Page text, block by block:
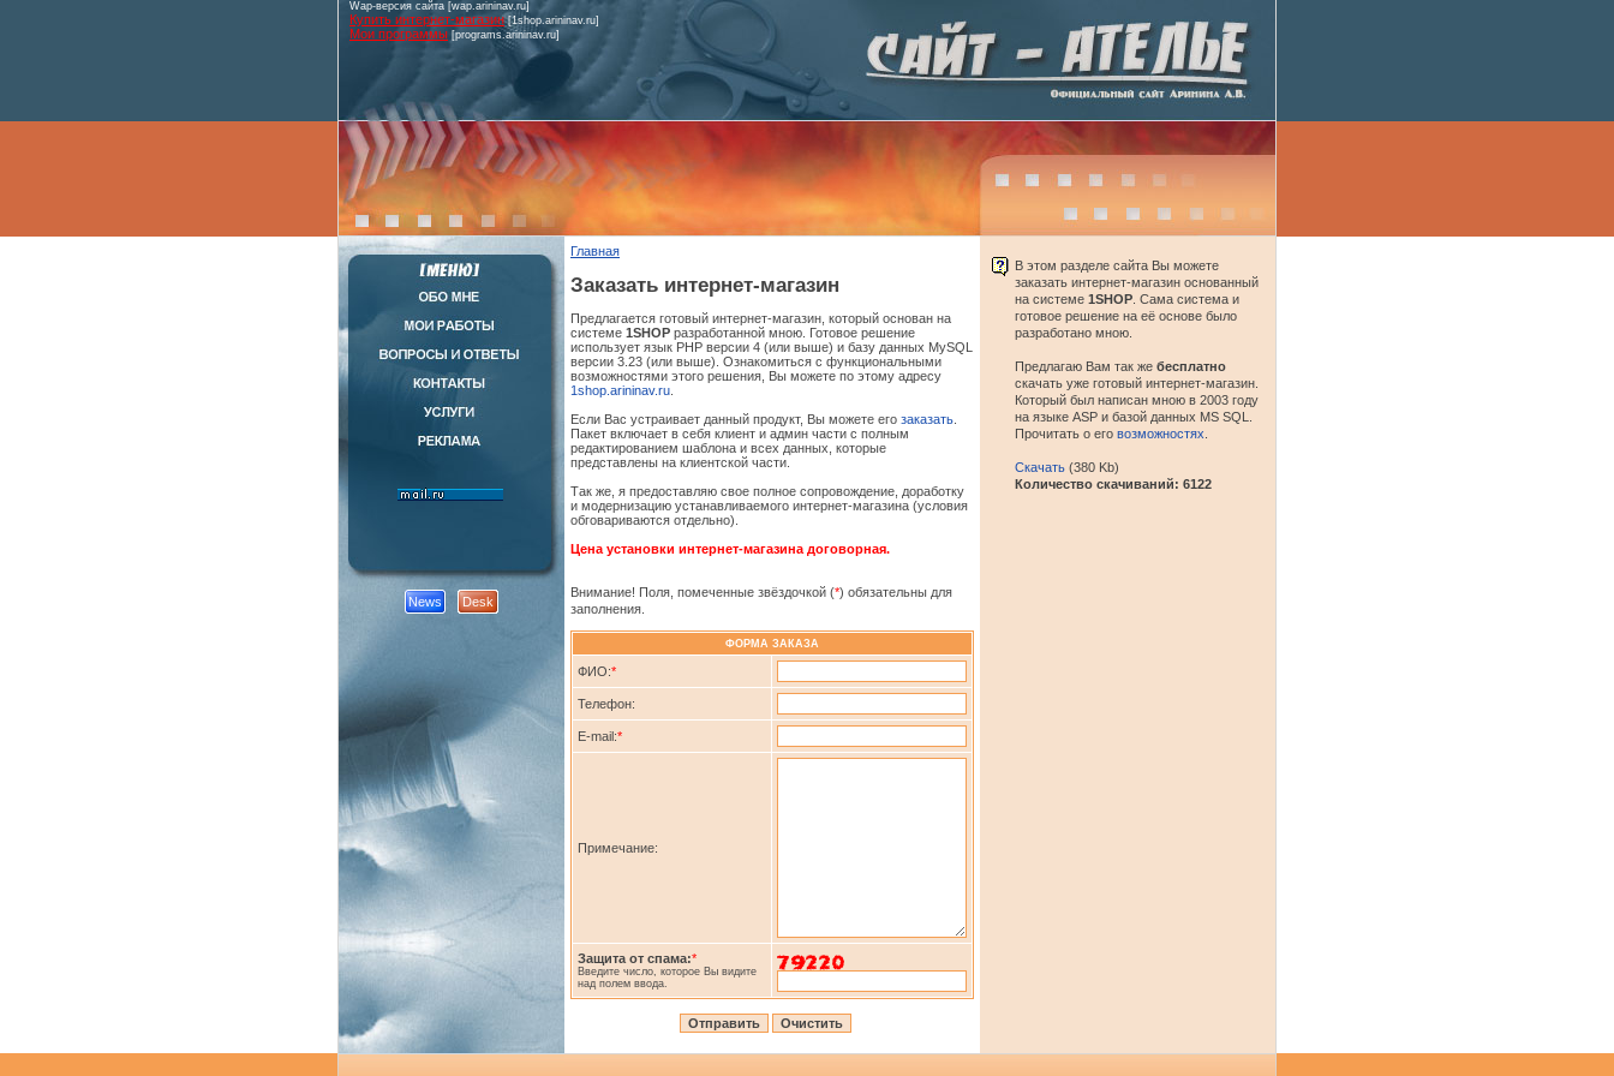
Wap-версия сайта [wap.arininav.ru]
Купить интернет-магазин[1shop.arininav.ru]
Мои программы [programs.arininav.ru]
News Desk
Главная
Заказать интернет-магазин
Предлагается готовый интернет-магазин, который основан на
системе 1SHOP разработанной мною. Готовое решение
использует язык PHP версии 4 (или выше) и базу данных MySQL
версии 3.23 (или выше). Ознакомиться с функциональными
возможностями этого решения, Вы можете по этому адресу
1shop.arininav.ru
Если Вас устраивает данный продукт, Вы можете его заказать
Пакет включает в себя клиент и админ части с полным
редактированием шаблона и всех данных, которые
представлены на клиентской части.
Так же, я предоставляю свое полное сопровождение, доработку
и модернизацию устанавливаемого интернет-магазина (условия
обговариваются отдельно).
Цена установки интернет-магазина договорная.
Внимание! Поля, помеченные звёздочкой (*) обязательны для
заполнения.
ФОРМА ЗАКАЗА
ФИО:*
Телефон:
E-mail:*
Примечание:
Защита от спама:*
Введите число, которое Вы видите
над полем ввода.
В этом разделе сайта Вы можете
заказать интернет-магазин основанный
на системе 1SHOP . Сама система и
готовое решение на её основе было
разработано мною.
Предлагаю Вам так же бесплатно
скачать уже готовый интернет-магазин.
Который был написан мною в 2003 году
на языке ASP и базой данных MS SQL.
Прочитать о его возможностях
Скачать (380 Kb)
Количество скачиваний: 6122